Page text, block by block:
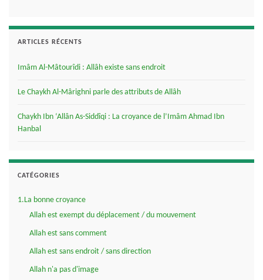
ARTICLES RÉCENTS
Imâm Al-Mâtourîdi : Allâh existe sans endroit
Le Chaykh Al-Mârighni parle des attributs de Allâh
Chaykh Ibn ‘Allân As-Siddîqi : La croyance de l’Imâm Ahmad Ibn
Hanbal
CATÉGORIES
1.La bonne croyance
Allah est exempt du déplacement / du mouvement
Allah est sans comment
Allah est sans endroit / sans direction
Allah n'a pas d'image